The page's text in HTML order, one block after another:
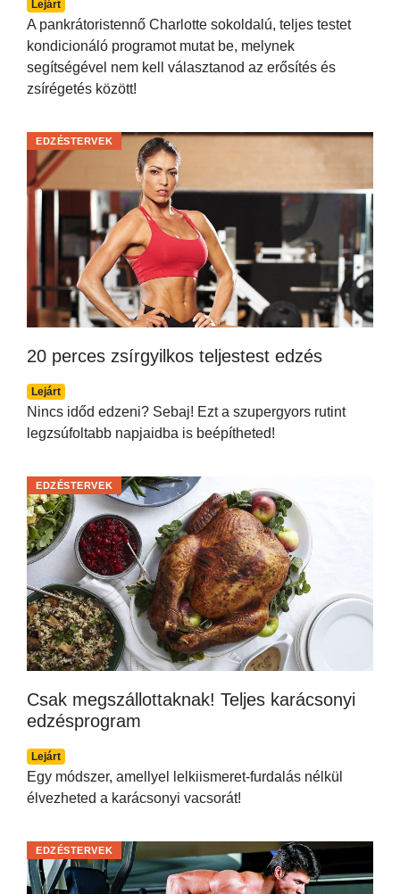
Lejárt
A pankrátoristennő Charlotte sokoldalú, teljes testet
kondicionáló programot mutat be, melynek
segítségével nem kell választanod az erősítés és
zsírégetés között!
20 perces zsírgyilkos teljestest edzés
Lejárt
EDZÉSTERVEK
Nincs időd edzeni? Sebaj! Ezt a szupergyors rutint
legzsúfoltabb napjaidba is beépítheted!
Csak megszállottaknak! Teljes karácsonyi
edzésprogram
Lejárt
EDZÉSTERVEK
Egy módszer, amellyel lelkiismeret-furdalás nélkül
élvezheted a karácsonyi vacsorát!
EDZÉSTERVEK